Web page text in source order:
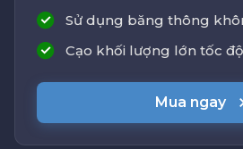
Sử dụng băng thông
Cạo khối lượng lớn tốc
Mua ngay